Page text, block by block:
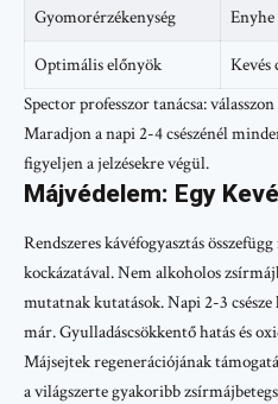
Gyomorérzékenység Enyhe
Optimális előnyök
Kevés
Spector professzor tanácsa:
Maradjon a napi 2-4 csészénél
figyeljen a jelzésekre végül.
Májvédelem: Egy
Rendszeres kávéfogyasztás
kockázatával. Nem alkoholos
mutatnak kutatások. Napi 2-3
már. Gyulladáscsökkentő hatás és
Májsejtek regenerációjának
a világszerte gyakoribb